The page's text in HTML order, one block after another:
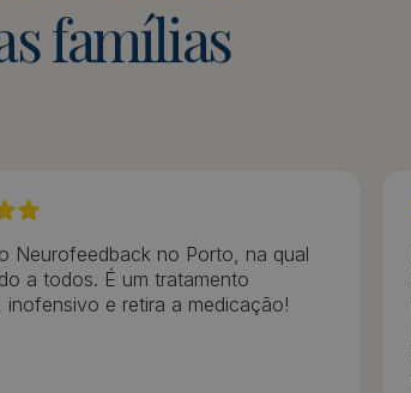
famílias
Neurofeedback no Porto, na qual
a todos. É um tratamento
inofensivo e retira a medicação!